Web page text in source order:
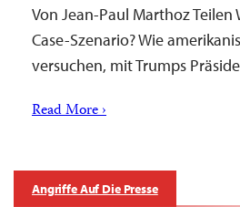
Von Jean-Paul Marthoz Teilen
Case-Szenario? Wie
versuchen, mit Trumps
Read More ›
Angriffe Auf Die Presse